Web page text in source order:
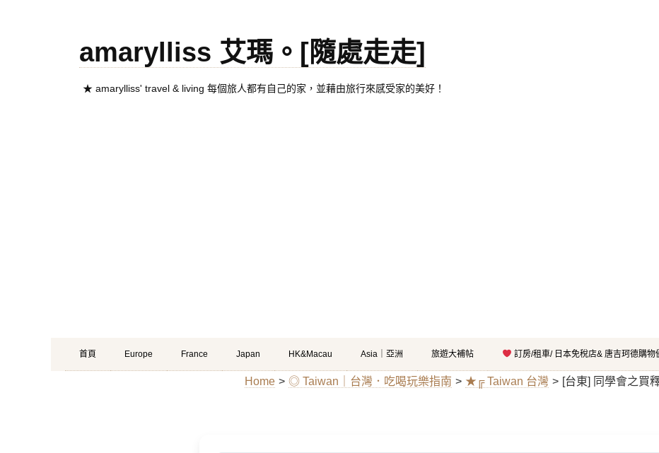
amarylliss 艾瑪。[隨處走走]
★ amarylliss' travel & living 每個旅人都有自己的家，並藉由旅行來感受家的美好！
Primary
Menu
Skip
to
首頁 Europe France Japan HK&Macau Asia｜亞洲 旅遊大補帖 訂房/租車/ 日本免稅店& 唐吉珂德購物
Home > ◎ Taiwan｜台灣．吃喝玩樂指南 > ★╔ Taiwan 台灣 > [台東] 同學會之買